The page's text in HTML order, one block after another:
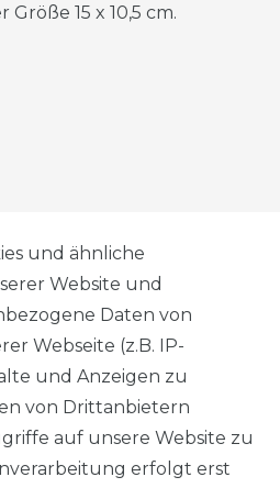
15 x 10,5 cm.
AGB
und ähnliche
Website und
Daten von
Webseite (z.B. IP-
und Anzeigen zu
von Drittanbietern
auf unsere Website zu
erfolgt erst